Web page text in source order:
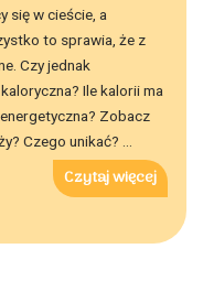
się w cieście, a
to sprawia, że z
Czy jednak
Ile kalorii ma
Zobacz
Czego unikać?
Czytaj więcej